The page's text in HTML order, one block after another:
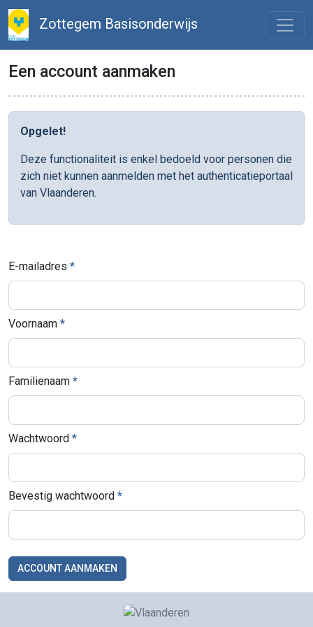
Zottegem Basisonderwijs
Een account aanmaken
Opgelet!
Deze functionaliteit is enkel bedoeld voor personen die
zich niet kunnen aanmelden met het authenticatieportaal
van Vlaanderen.
E-mailadres
Voornaam
Familienaam
Wachtwoord
Bevestig wachtwoord
ACCOUNT AANMAKEN